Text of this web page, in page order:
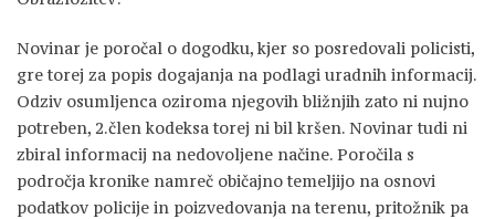
Novinar je poročal o dogodku, kjer so posredovali policisti,
gre torej za popis dogajanja na podlagi uradnih informacij.
Odziv osumljenca oziroma njegovih bližnjih zato ni nujno
potreben, 2.člen kodeksa torej ni bil kršen. Novinar tudi ni
zbiral informacij na nedovoljene načine. Poročila s
področja kronike namreč običajno temeljijo na osnovi
podatkov policije in poizvedovanja na terenu, pritožnik pa